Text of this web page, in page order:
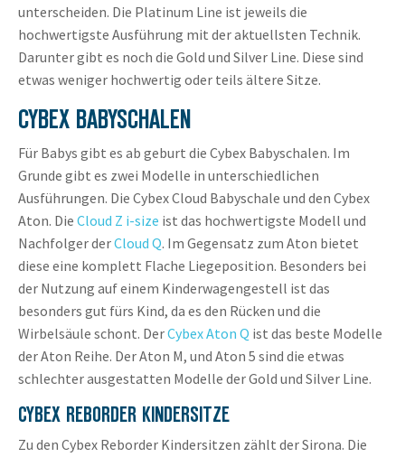
unterscheiden. Die Platinum Line ist jeweils die
hochwertigste Ausführung mit der aktuellsten Technik.
Darunter gibt es noch die Gold und Silver Line. Diese sind
etwas weniger hochwertig oder teils ältere Sitze.
CYBEX BABYSCHALEN
Für Babys gibt es ab geburt die Cybex Babyschalen. Im
Grunde gibt es zwei Modelle in unterschiedlichen
Ausführungen. Die Cybex Cloud Babyschale und den Cybex
Aton. Die Cloud Z i-size ist das hochwertigste Modell und
Nachfolger derCloud Q. Im Gegensatz zum Aton bietet
diese eine komplett Flache Liegeposition. Besonders bei
der Nutzung auf einem Kinderwagengestell ist das
besonders gut fürs Kind, da es den Rücken und die
Wirbelsäule schont. DerCybex Aton Q ist das beste Modelle
der Aton Reihe. Der Aton M, und Aton 5 sind die etwas
schlechter ausgestatten Modelle der Gold und Silver Line.
CYBEX REBORDER KINDERSITZE
Zu den Cybex Reborder Kindersitzen zählt der Sirona. Die